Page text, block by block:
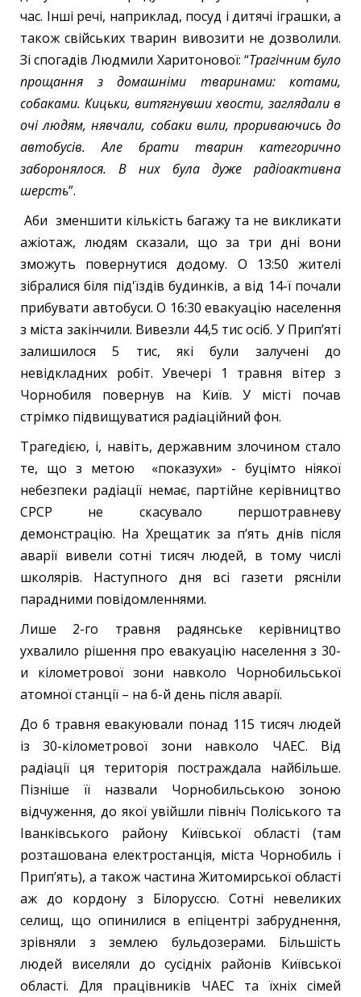
час. Інші речі, наприклад, посуд і дитячі іграшки, а
також свійських тварин вивозити не дозволили.
Зі спогадів Людмили Харитонової: “Трагічним було
прощання з домашніми тваринами: котами,
собаками. Кицьки, витягнувши хвости, заглядали в
очі людям, нявчали, собаки вили, прориваючись до
автобусів. Але брати тварин категорично
заборонялося. В них була дуже радіоактивна
шерсть”.
Аби зменшити кількість багажу та не викликати
ажіотаж, людям сказали, що за три дні вони
зможуть повернутися додому. О 13:50 жителі
зібралися біля під'їздів будинків, а від 14-ї почали
прибувати автобуси. О 16:30 евакуацію населення
з міста закінчили. Вивезли 44,5 тис осіб. У Прип’яті
залишилося 5 тис, які були залучені до
невідкладних робіт. Увечері 1 травня вітер з
Чорнобиля повернув на Київ. У місті почав
стрімко підвищуватися радіаційний фон.
Трагедією, і, навіть, державним злочином стало
те, що з метою «показухи» - буцімто ніякої
небезпеки радіації немає, партійне керівництво
СРСР не скасувало першотравневу
демонстрацію. На Хрещатик за п’ять днів після
аварії вивели сотні тисяч людей, в тому числі
школярів. Наступного дня всі газети рясніли
парадними повідомленнями.
Лише 2-го травня радянське керівництво
ухвалило рішення про евакуацію населення з 30-
и кілометрової зони навколо Чорнобильської
атомної станції – на 6-й день після аварії.
До 6 травня евакуювали понад 115 тисяч людей
із 30-кілометрової зони навколо ЧАЕС. Від
радіації ця територія постраждала найбільше.
Пізніше її назвали Чорнобильською зоною
відчуження, до якої увійшли північ Поліського та
Іванківського району Київської області (там
розташована електростанція, міста Чорнобиль і
Припʼять), а також частина Житомирської області
аж до кордону з Білоруссю. Сотні невеликих
селищ, що опинилися в епіцентрі забруднення,
зрівняли з землею бульдозерами. Більшість
людей виселяли до сусідніх районів Київської
області. Для працівників ЧАЕС та їхніх сімей